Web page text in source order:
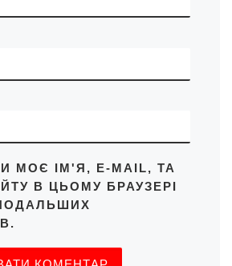
МОЄ ІМ'Я, E-MAIL, ТА
В ЦЬОМУ БРАУЗЕРІ